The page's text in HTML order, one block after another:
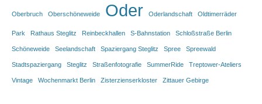
Oberbruch Oberschöneweide Oder Oderlandschaft Oldtimerräder
Park Rathaus Steglitz Reinbeckhallen S-Bahnstation Schloßstraße Berlin
Schöneweide Seelandschaft Spaziergang Steglitz Spree Spreewald
Stadtspaziergang Steglitz Straßenfotografie SummerRide Treptower-Ateliers
Vintage Wochenmarkt Berlin Zisterzienserkloster Zittauer Gebirge